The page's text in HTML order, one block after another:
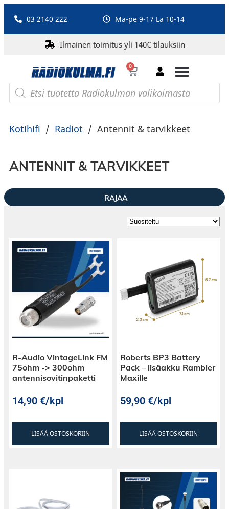
03 2140 222 Ma-pe 9-17 La 10-14
Ilmainen toimitus yli 140€ tilauksiin
0
Kotihifi / Radiot / Antennit & tarvikkeet
ANTENNIT & TARVIKKEET
RAJAA
R-Audio VintageLink FM
75ohm -> 300ohm
antennisovitinpaketti
14,90€/kpl
LISÄÄ OSTOSKORIIN
Roberts BP3 Battery
Pack – lisäakku Rambler
Maxille
59,90€/kpl
LISÄÄ OSTOSKORIIN